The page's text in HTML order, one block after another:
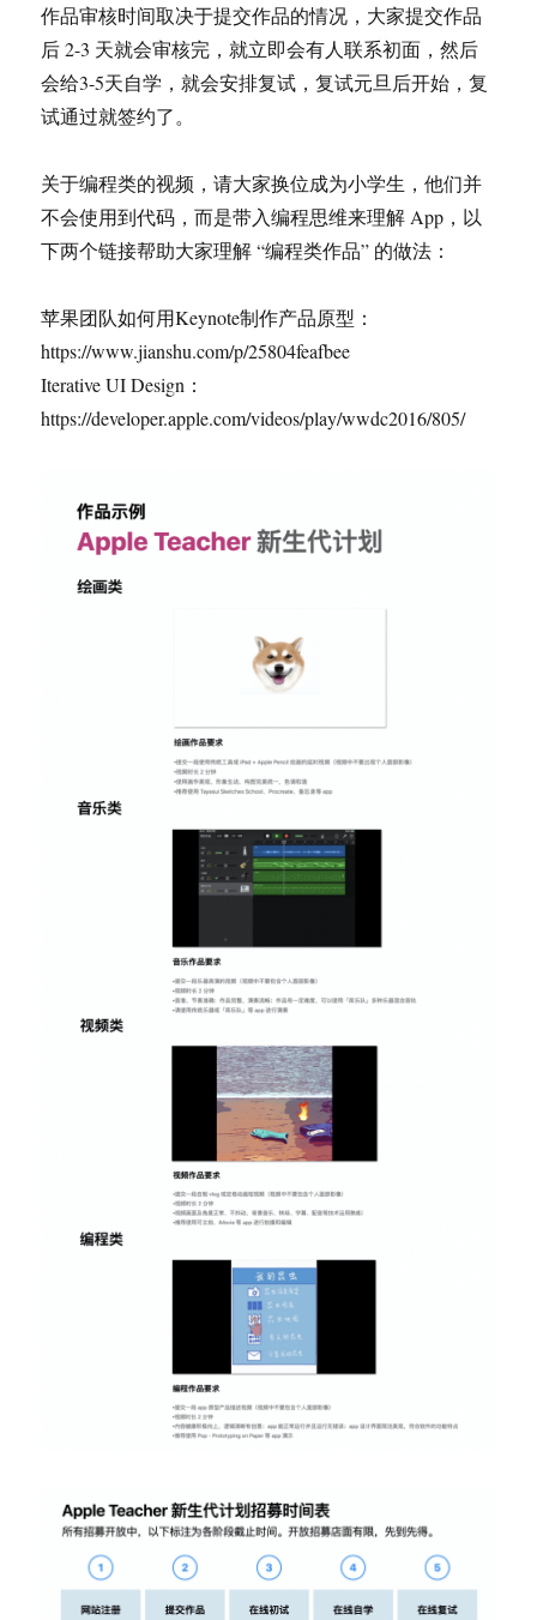
作品审核时间取决于提交作品的情况，大家提交作品
后 2-3 天就会审核完，就立即会有人联系初面，然后
会给3-5天自学，就会安排复试，复试元旦后开始，复
试通过就签约了。
关于编程类的视频，请大家换位成为小学生，他们并
不会使用到代码，而是带入编程思维来理解 App，以
下两个链接帮助大家理解 “编程类作品” 的做法：
苹果团队如何用Keynote制作产品原型：
https://www.jianshu.com/p/25804feafbee
Iterative UI Design：
https://developer.apple.com/videos/play/wwdc2016/805/